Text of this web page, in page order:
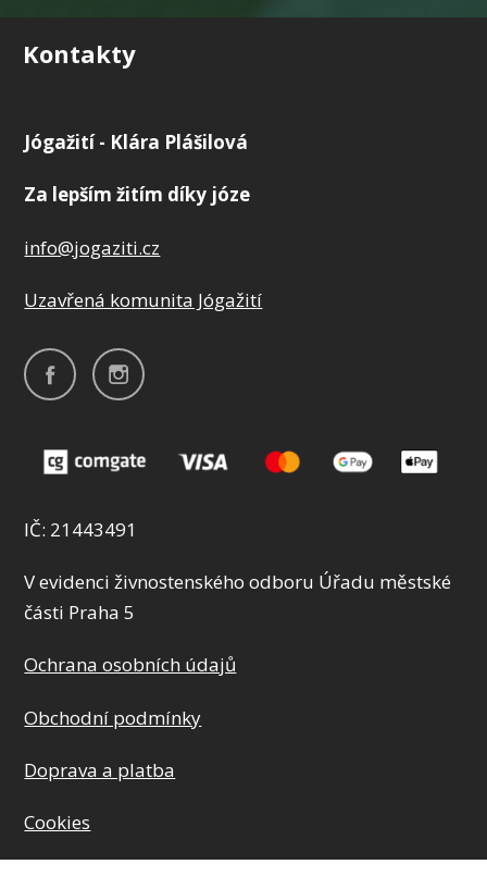
Kontakty
Jógažití - Klára Plášilová
Za lepším žitím díky józe
info@jogaziti.cz
Uzavřená komunita Jógažití
IČ: 21443491
V evidenci živnostenského odboru Úřadu městské
části Praha 5
Ochrana osobních údajů
Obchodní podmínky
Doprava a platba
Cookies